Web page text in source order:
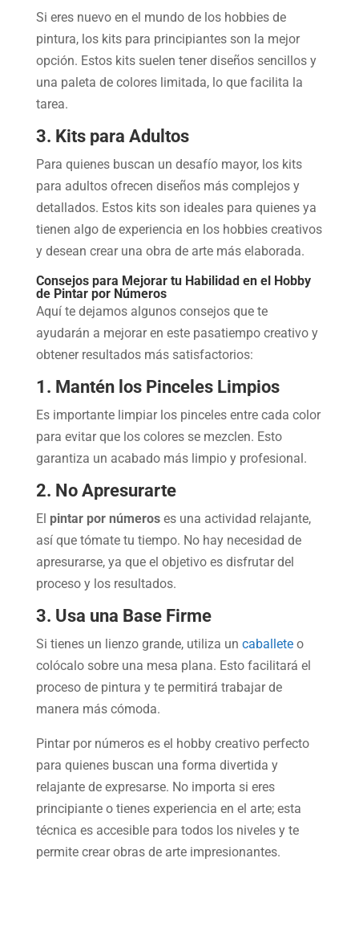
Si eres nuevo en el mundo de los hobbies de
pintura, los kits para principiantes son la mejor
opción. Estos kits suelen tener diseños sencillos y
una paleta de colores limitada, lo que facilita la
tarea.
3. Kits para Adultos
Para quienes buscan un desafío mayor, los kits
para adultos ofrecen diseños más complejos y
detallados. Estos kits son ideales para quienes ya
tienen algo de experiencia en los hobbies creativos
y desean crear una obra de arte más elaborada.
Consejos para Mejorar tu Habilidad en el Hobby
de Pintar por Números
Aquí te dejamos algunos consejos que te
ayudarán a mejorar en este pasatiempo creativo y
obtener resultados más satisfactorios:
1. Mantén los Pinceles Limpios
Es importante limpiar los pinceles entre cada color
para evitar que los colores se mezclen. Esto
garantiza un acabado más limpio y profesional.
2. No Apresurarte
El pintar por númeroses una actividad relajante,
así que tómate tu tiempo. No hay necesidad de
apresurarse, ya que el objetivo es disfrutar del
proceso y los resultados.
3. Usa una Base Firme
Si tienes un lienzo grande, utiliza un caballeteo
colócalo sobre una mesa plana. Esto facilitará el
proceso de pintura y te permitirá trabajar de
manera más cómoda.
Pintar por números es el hobby creativo perfecto
para quienes buscan una forma divertida y
relajante de expresarse. No importa si eres
principiante o tienes experiencia en el arte; esta
técnica es accesible para todos los niveles y te
permite crear obras de arte impresionantes.